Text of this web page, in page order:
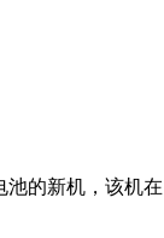
池的新机，该机在